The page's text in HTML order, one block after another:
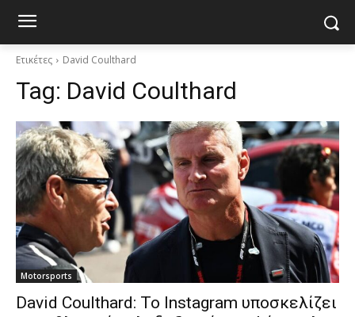
Ετικέτες David Coulthard
Tag: David Coulthard
Motorsports
David Coulthard: Το Instagram υποσκελίζει